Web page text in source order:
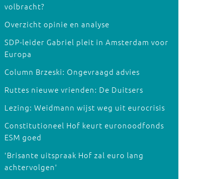
volbracht?
Overzicht opinie en analyse
SDP-leider Gabriel pleit in Amsterdam voor
Europa
Column Brzeski: Ongevraagd advies
Ruttes nieuwe vrienden: De Duitsers
Lezing: Weidmann wijst weg uit eurocrisis
Constitutioneel Hof keurt euronoodfonds
ESM goed
'Brisante uitspraak Hof zal euro lang
achtervolgen'